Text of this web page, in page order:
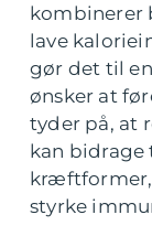
kombinerer
lave
gør det til
ønsker at
tyder på, at
kan bidrage
kræftformer,
styrke